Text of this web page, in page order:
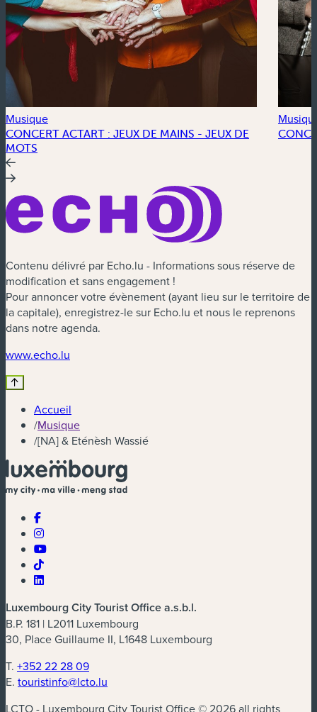
Musique
CONCERT ACTART : JEUX DE MAINS - JEUX DE
MOTS
Contenu délivré par Echo.lu - Informations sous réserve de
modification et sans engagement !
Pour annoncer votre évènement (ayant lieu sur le territoire de
la capitale), enregistrez-le sur Echo.lu et nous le reprenons
dans notre agenda.
www.echo.lu
Accueil
/Musique
/[NA] & Eténèsh Wassié
Luxembourg City Tourist Office a.s.b.l.
B.P. 181 | L2011 Luxembourg
30, Place Guillaume II, L1648 Luxembourg
T. +352 22 28 09
E. touristinfo@lcto.lu
LCTO - Luxembourg City Tourist Office © 2026 all rights